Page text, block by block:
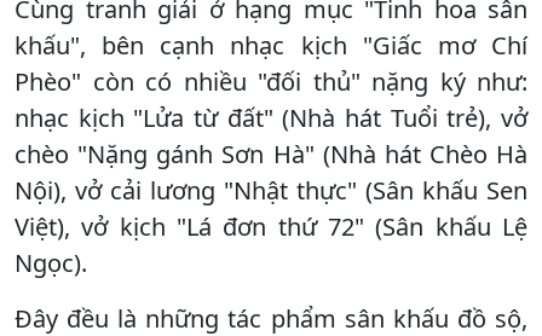
Cùng tranh giải ở hạng mục "Tinh hoa sân
khấu", bên cạnh nhạc kịch "Giấc mơ Chí
Phèo" còn có nhiều "đối thủ" nặng ký như:
nhạc kịch "Lửa từ đất" (Nhà hát Tuổi trẻ), vở
chèo "Nặng gánh Sơn Hà" (Nhà hát Chèo Hà
Nội), vở cải lương "Nhật thực" (Sân khấu Sen
Việt), vở kịch "Lá đơn thứ 72" (Sân khấu Lệ
Ngọc).
Đây đều là những tác phẩm sân khấu đồ sộ,